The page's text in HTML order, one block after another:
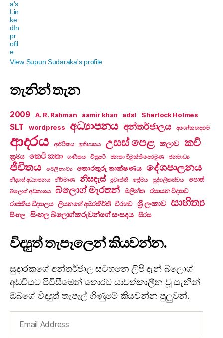
View Supun Sudaraka's profile
තැනින් තැන
2009 A. R. Rahman aamir khan adsl Sherlock Holmes
SLT wordpress අධ්‍යාපනය අන්තර්ජාලය අශෝක හඳගම
ආදරය ආර්ථිකය ඉතිහාසය උසස් පෙළ කලාව කවි
ක්‍රමය කෙටි කතා ගණිතය චිත්‍රපටි ජනතා විමුක්ති පෙරමුණ ජනමාධ්‍ය
ජීවිතය ටෙලි නාට්‍ය තොරතුරු තාක්ෂණය දේශපාලනය
නිදහස් අධ්‍යාපනය නිර්මාණ නිසඳැස් ප්‍රවෘත්ති ප්‍රේමය පුද්ගලිකත්වය පොත්
බ්ලොග් අවකාශය බ්ලොග් මැරතන් මලින්ත
රසායන විද්‍යාව
රාජකීය විද්‍යාලය
ලියනගේ අමරකීර්ති විරහව ශ්‍රී ලංකාව සාහිත්‍ය
සිංහල සිංහල බ්ලොග්කරුවන්ගේ සංසදය සිරස
විද්‍යුත් තැපෑලෙන් කියවන්න.
සුදාරකගේ අන්තර්ජාල සටහනෙ ලිපි දැන් බ්ලොග්
අඩවියට පිවිසීමෙන් තොරව යාවත්කාලීන වූ සැනින්
ඔබගේ විද්‍යුත් තැපැල් ගිණුමේ කියවන්න පුලුවන්.
Address